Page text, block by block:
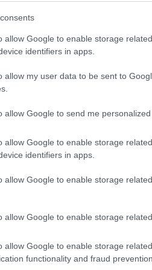
allow Google to enable storage
identifiers in apps.
allow my user data to be sent to
allow Google to send me personalized
allow Google to enable storage
identifiers in apps.
allow Google to enable storage
allow Google to enable storage
allow Google to enable storage
functionality and fraud
su uraditi nešto
uprkos brojnim
oko 70 kvadratnih